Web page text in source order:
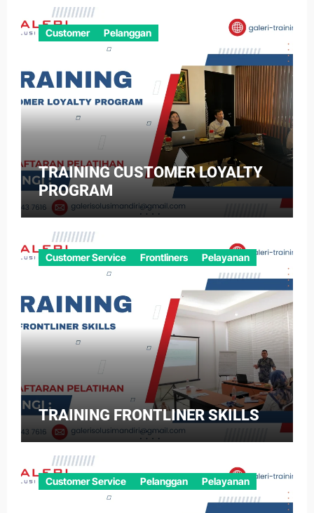
Customer Pelanggan
TRAINING CUSTOMER LOYALTY
PROGRAM
Customer Service Frontliners Pelayanan
TRAINING FRONTLINER SKILLS
Customer Service Pelanggan Pelayanan